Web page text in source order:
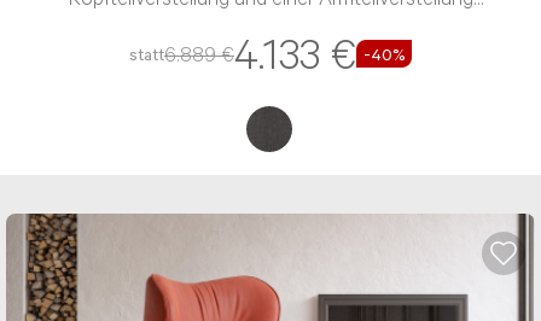
W.Schillig - Ecksofa 16777 broadway V